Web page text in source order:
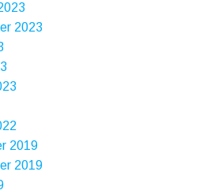
2023
2019
2019